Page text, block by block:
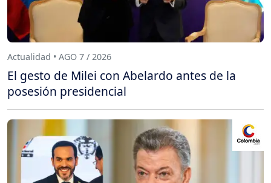
Actualidad • AGO 7 / 2026
El gesto de Milei con Abelardo antes de la
posesión presidencial